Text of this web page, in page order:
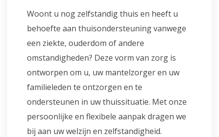
Woont u nog zelfstandig thuis en heeft u
behoefte aan thuisondersteuning vanwege
een ziekte, ouderdom of andere
omstandigheden? Deze vorm van zorg is
ontworpen om u, uw mantelzorger en uw
familieleden te ontzorgen en te
ondersteunen in uw thuissituatie. Met onze
persoonlijke en flexibele aanpak dragen we
bij aan uw welzijn en zelfstandigheid.